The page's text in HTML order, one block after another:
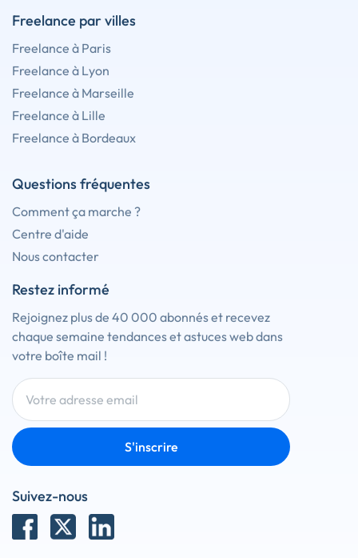
Freelance par villes
Freelance à Paris
Freelance à Lyon
Freelance à Marseille
Freelance à Lille
Freelance à Bordeaux
Questions fréquentes
Comment ça marche ?
Centre d'aide
Nous contacter
Restez informé
Rejoignez plus de 40 000 abonnés et recevez
chaque semaine tendances et astuces web dans
votre boîte mail !
S'inscrire
Suivez-nous